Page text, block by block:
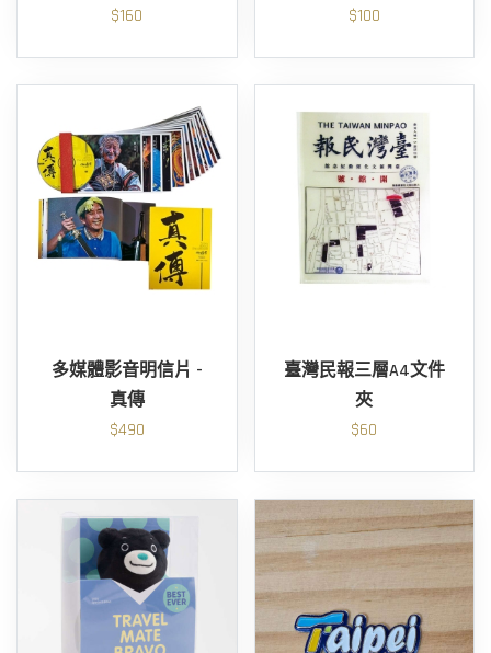
$160
$100
多媒體影音明信片 -
真傳
$490
臺灣民報三層A4文件
夾
$60